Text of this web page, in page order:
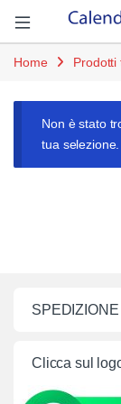
Open
Home Prodotti
Non è stato
tua selezione.
Clicca sul